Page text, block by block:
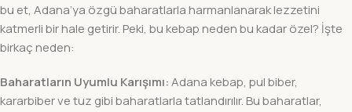
bu et, Adana’ya özgü baharatlarla harmanlanarak lezzetini
katmerli bir hale getirir. Peki, bu kebap neden bu kadar özel? İşte
birkaç neden:
Baharatların Uyumlu Karışımı:Adana kebap, pul biber,
kararbiber ve tuz gibi baharatlarla tatlandırılır. Bu baharatlar,